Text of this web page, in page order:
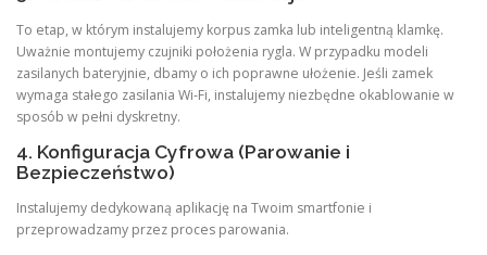
To etap, w którym instalujemy korpus zamka lub inteligentną klamkę.
Uważnie montujemy czujniki położenia rygla. W przypadku modeli
zasilanych bateryjnie, dbamy o ich poprawne ułożenie. Jeśli zamek
wymaga stałego zasilania Wi-Fi, instalujemy niezbędne okablowanie w
sposób w pełni dyskretny.
4. Konfiguracja Cyfrowa (Parowanie i
Bezpieczeństwo)
Instalujemy dedykowaną aplikację na Twoim smartfonie i
przeprowadzamy przez proces parowania.